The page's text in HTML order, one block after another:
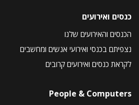
כנסים ואירועים
הכנסים והאירועים שלנו
נצפיתם בכנסי ואירועי אנשים ומחשבים
לקראת כנסים ואירועים קרובים
People & Computers